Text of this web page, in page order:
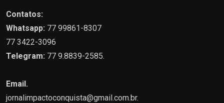
Contatos:
Whatsapp: 77 99861-8307
77 3422-3096
Telegram: 77 9.8839-2585.
Email.
jornalimpactoconquista@gmail.com.br.